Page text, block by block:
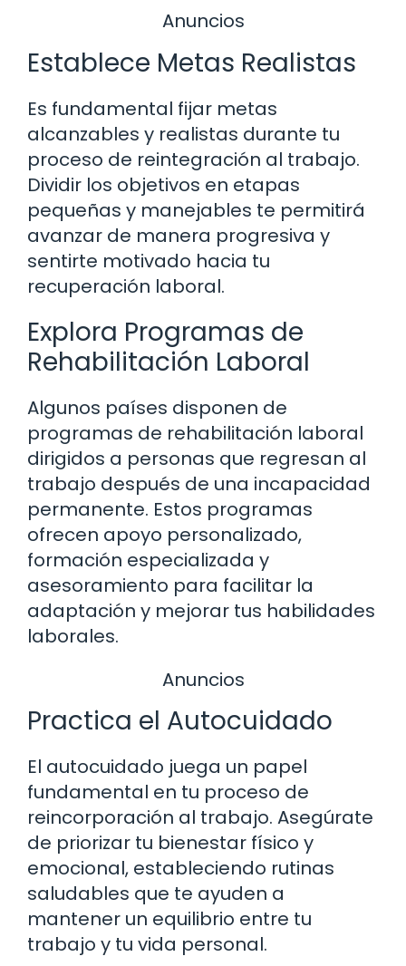
Anuncios
Establece Metas Realistas
Es fundamental fijar metas
alcanzables y realistas durante tu
proceso de reintegración al trabajo.
Dividir los objetivos en etapas
pequeñas y manejables te permitirá
avanzar de manera progresiva y
sentirte motivado hacia tu
recuperación laboral.
Explora Programas de
Rehabilitación Laboral
Algunos países disponen de
programas de rehabilitación laboral
dirigidos a personas que regresan al
trabajo después de una incapacidad
permanente. Estos programas
ofrecen apoyo personalizado,
formación especializada y
asesoramiento para facilitar la
adaptación y mejorar tus habilidades
laborales.
Anuncios
Practica el Autocuidado
El autocuidado juega un papel
fundamental en tu proceso de
reincorporación al trabajo. Asegúrate
de priorizar tu bienestar físico y
emocional, estableciendo rutinas
saludables que te ayuden a
mantener un equilibrio entre tu
trabajo y tu vida personal.